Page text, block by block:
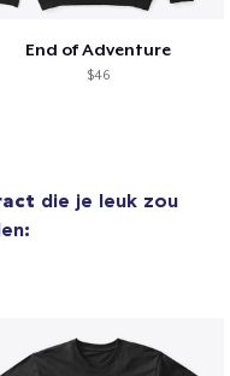
End of Adventure
$46
die je leuk zou